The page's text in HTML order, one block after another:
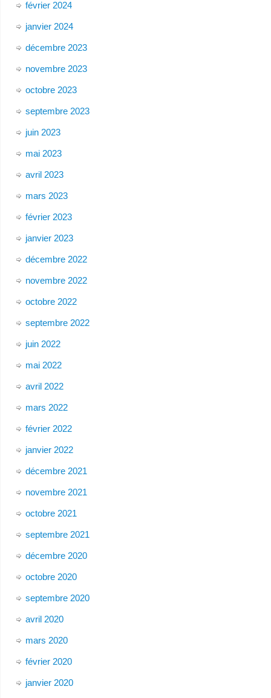
février 2024
janvier 2024
décembre 2023
novembre 2023
octobre 2023
septembre 2023
juin 2023
mai 2023
avril 2023
mars 2023
février 2023
janvier 2023
décembre 2022
novembre 2022
octobre 2022
septembre 2022
juin 2022
mai 2022
avril 2022
mars 2022
février 2022
janvier 2022
décembre 2021
novembre 2021
octobre 2021
septembre 2021
décembre 2020
octobre 2020
septembre 2020
avril 2020
mars 2020
février 2020
janvier 2020